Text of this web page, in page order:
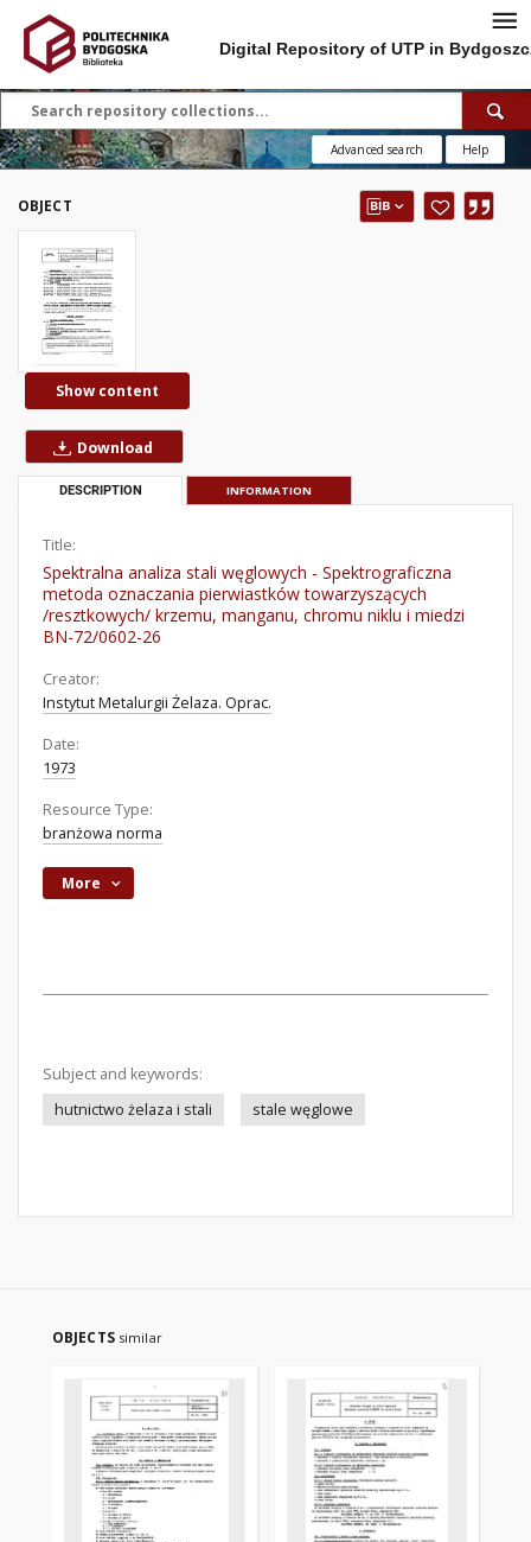
Digital Repository of UTP in
Advanced search Help
OBJECT
Show content
Download
DESCRIPTION INFORMATION
Title:
Spektralna analiza stali węglowych - Spektrograficzna
metoda oznaczania pierwiastków towarzyszących
/resztkowych/ krzemu, manganu, chromu niklu i miedzi
BN-72/0602-26
Creator:
Instytut Metalurgii Żelaza. Oprac.
Date:
1973
Resource Type:
branżowa norma
More
Subject and keywords:
hutnictwo żelaza i stali
stale węglowe
OBJECTS similar